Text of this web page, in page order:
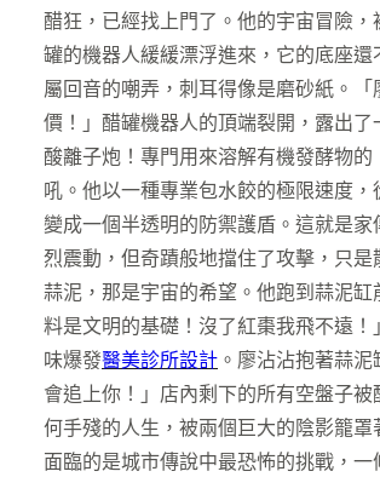
醋狂，已經找上門了。他的宇宙冒險
罐的機器人緩緩漂浮進來，它的底座
屬回音的嘲弄，刺耳得像是磨砂紙。
價！」醋罐機器人的頂端裂開，露出
酸離子炮！專門用來溶解有機發酵物
吼。他以一種專業包水餃的極限速度
變成一個半透明的防禦護盾。這就是
烈震動，但奇蹟般地擋住了攻擊，只
蒜泥，那是宇宙的希望。他跑到蒜泥
料是文明的基礎！沒了紅棗我飛不遠
味爆發醫美診所設計 。廖沾沾抱著蒜
會追上你！」店內剩下的所有空盤子
何手殘的人生，被兩個巨大的陰影籠
面臨的是城市傳說中最恐怖的挑戰，